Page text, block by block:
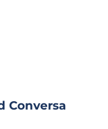
Conversa